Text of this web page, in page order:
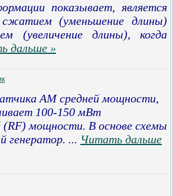
показывает, является
(уменьшение длины)
(увеличение длины), когда
дальше »
AM средней мощности,
100-150 мВт
(RF) мощности. В основе схемы
генератор. ... Читать дальше